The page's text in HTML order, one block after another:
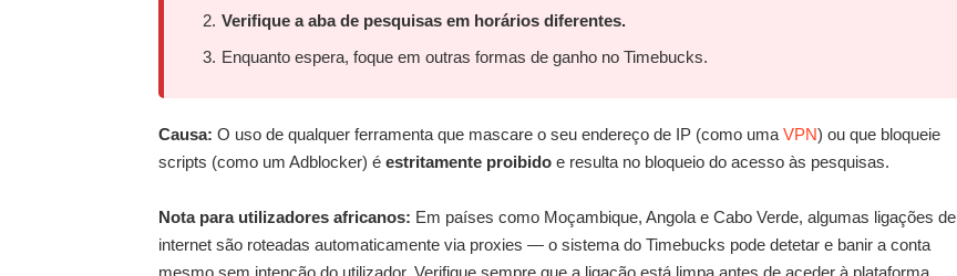
Verifique a aba de pesquisas em horários diferentes.
Enquanto espera, foque em outras formas de ganho no Timebucks.
Causa: O uso de qualquer ferramenta que mascare o seu endereço de IP (como uma VPN) ou que bloqueie
scripts (como um Adblocker) é estritamente proibido e resulta no bloqueio do acesso às pesquisas.
Nota para utilizadores africanos: Em países como Moçambique, Angola e Cabo Verde, algumas ligações de
internet são roteadas automaticamente via proxies — o sistema do Timebucks pode detetar e banir a conta
mesmo sem intenção do utilizador. Verifique sempre que a ligação está limpa antes de aceder à plataforma.